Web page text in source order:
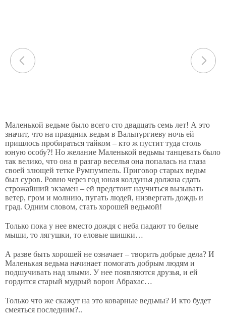
Маленькой ведьме было всего сто двадцать семь лет! А это
значит, что на праздник ведьм в Вальпургиеву ночь ей
пришлось пробираться тайком – кто ж пустит туда столь
юную особу?! Но желание Маленькой ведьмы танцевать было
так велико, что она в разгар веселья она попалась на глаза
своей злющей тетке Румпумпель. Приговор старых ведьм
был суров. Ровно через год юная колдунья должна сдать
строжайший экзамен – ей предстоит научиться вызывать
ветер, гром и молнию, пугать людей, низвергать дождь и
град. Одним словом, стать хорошей ведьмой!
Только пока у нее вместо дождя с неба падают то белые
мыши, то лягушки, то еловые шишки…
А разве быть хорошей не означает – творить добрые дела? И
Маленькая ведьма начинает помогать добрым людям и
подшучивать над злыми. У нее появляются друзья, и ей
гордится старый мудрый ворон Абрахас…
Только что же скажут на это коварные ведьмы? И кто будет
смеяться последним?..